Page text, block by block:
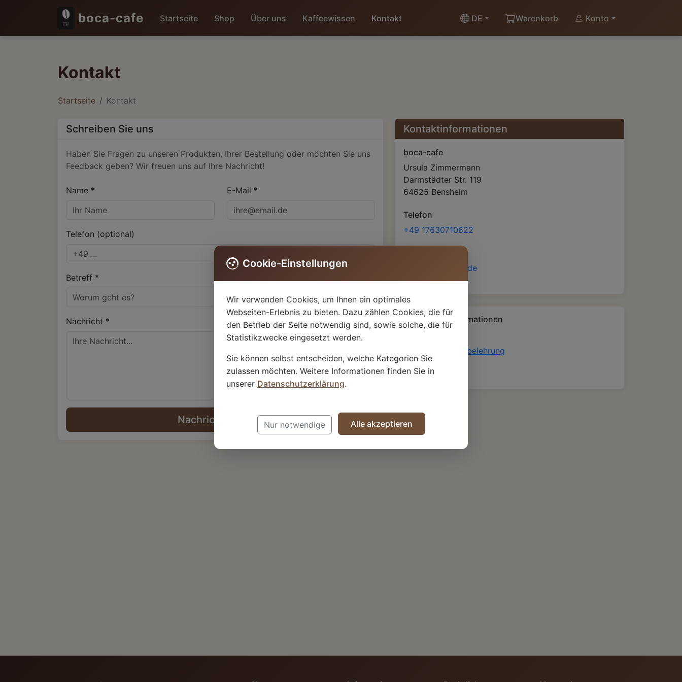
boca-cafe Startseite Shop Über uns Kaffeewissen Kontakt DE Warenkorb Konto
Kontakt
Startseite Kontakt
Schreiben Sie uns
Haben Sie Fragen zu unseren Produkten, Ihrer Bestellung oder möchten Sie uns
Feedback geben? Wir freuen uns auf Ihre Nachricht!
Name * E-Mail *
Telefon (optional)
Betreff *
Nachricht *
Nachricht senden
Kontaktinformationen
boca-cafe
Ursula Zimmermann
Darmstädter Str. 119
64625 Bensheim
Telefon
+49 17630710622
info@boca-cafe.de
Allgemeine Informationen
AGB & Widerrufsbelehrung
Datenschutz
Cookie-Einstellungen
Wir verwenden Cookies, um Ihnen ein optimales
Webseiten-Erlebnis zu bieten. Dazu zählen Cookies, die für
den Betrieb der Seite notwendig sind, sowie solche, die für
Statistikzwecke eingesetzt werden.
Sie können selbst entscheiden, welche Kategorien Sie
zulassen möchten. Weitere Informationen finden Sie in
unserer Datenschutzerklärung.
Nur notwendige Alle akzeptieren